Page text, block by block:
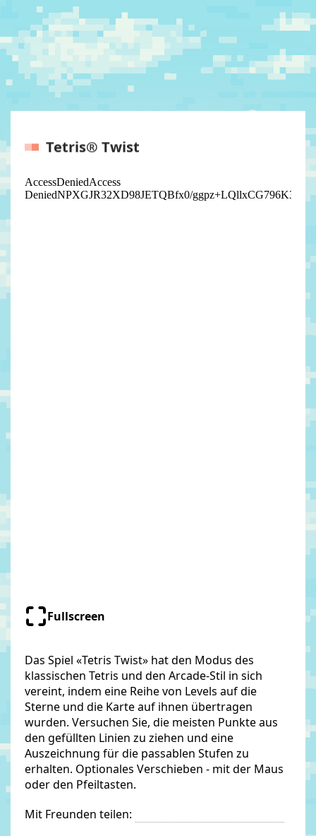
Tetris® Twist
Fullscreen
Das Spiel «Tetris Twist» hat den Modus des
klassischen Tetris und den Arcade-Stil in sich
vereint, indem eine Reihe von Levels auf die
Sterne und die Karte auf ihnen übertragen
wurden. Versuchen Sie, die meisten Punkte aus
den gefüllten Linien zu ziehen und eine
Auszeichnung für die passablen Stufen zu
erhalten. Optionales Verschieben - mit der Maus
oder den Pfeiltasten.
Mit Freunden teilen: